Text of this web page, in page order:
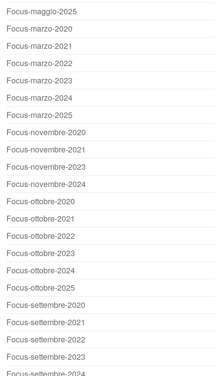
Focus-maggio-2025
Focus-marzo-2020
Focus-marzo-2021
Focus-marzo-2022
Focus-marzo-2023
Focus-marzo-2024
Focus-marzo-2025
Focus-novembre-2020
Focus-novembre-2021
Focus-novembre-2023
Focus-novembre-2024
Focus-ottobre-2020
Focus-ottobre-2021
Focus-ottobre-2022
Focus-ottobre-2023
Focus-ottobre-2024
Focus-ottobre-2025
Focus-settembre-2020
Focus-settembre-2021
Focus-settembre-2022
Focus-settembre-2023
Focus-settembre-2024